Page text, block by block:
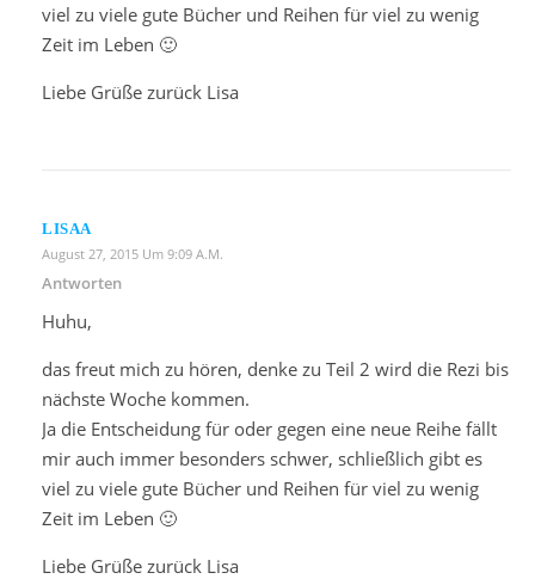
viel zu viele gute Bücher und Reihen für viel zu wenig
Zeit im Leben 🙂
Liebe Grüße zurück Lisa
LISAA
August 27, 2015 Um 9:09 A.m.
Antworten
Huhu,
das freut mich zu hören, denke zu Teil 2 wird die Rezi bis
nächste Woche kommen.
Ja die Entscheidung für oder gegen eine neue Reihe fällt
mir auch immer besonders schwer, schließlich gibt es
viel zu viele gute Bücher und Reihen für viel zu wenig
Zeit im Leben 🙂
Liebe Grüße zurück Lisa